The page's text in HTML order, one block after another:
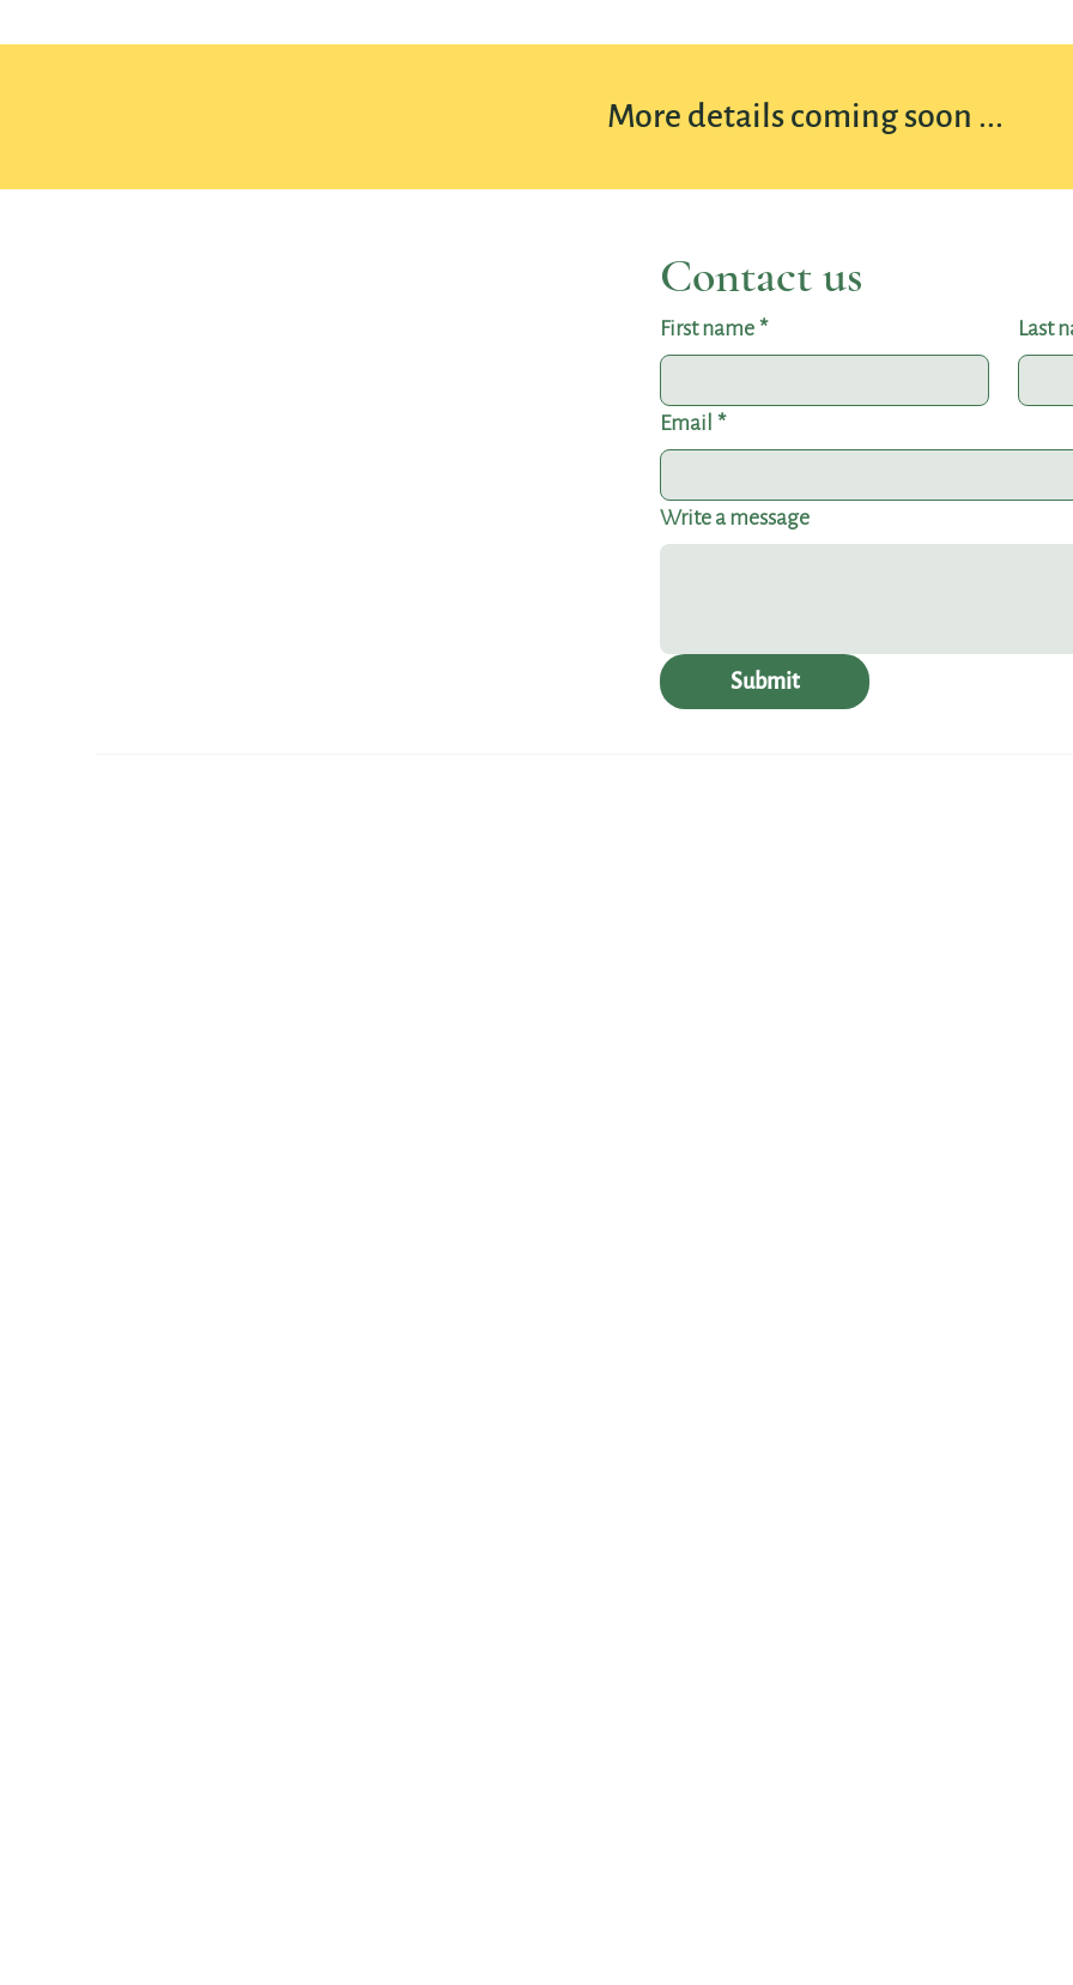
More details coming soon ...
Contact us
First name* Last
Email *
Write a message
Submit